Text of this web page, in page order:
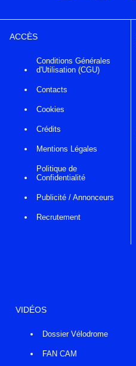
ACCÈS
Conditions Générales
d'Utilisation (CGU)
Contacts
Cookies
Crédits
Mentions Légales
Politique de
Confidentialité
Publicité / Annonceurs
Recrutement
VIDÉOS
Dossier Vélodrome
FAN CAM